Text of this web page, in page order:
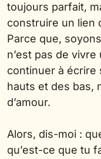
toujours parfait,
construire un lien
Parce que,
n’est pas de
continuer à écrire
hauts et des bas,
d’amour.
Alors, dis-moi :
qu’est-ce que tu